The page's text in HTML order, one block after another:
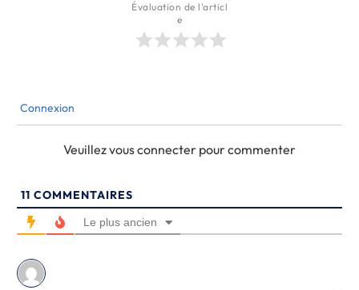
Évaluation de l'articl
e
Connexion
Veuillez vous connecter pour commenter
11 COMMENTAIRES
Le plus ancien